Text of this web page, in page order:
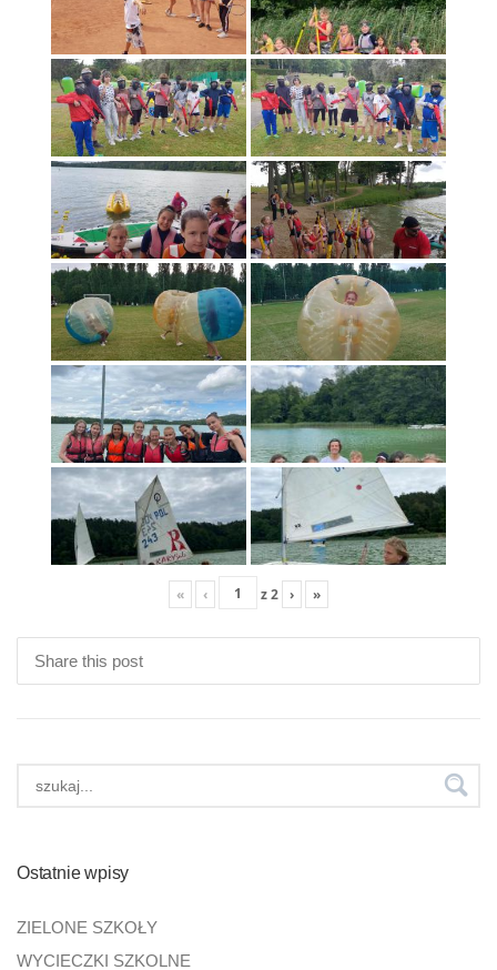
« ‹ z2 › »
Share this post
Ostatnie wpisy
ZIELONE SZKOŁY
WYCIECZKI SZKOLNE